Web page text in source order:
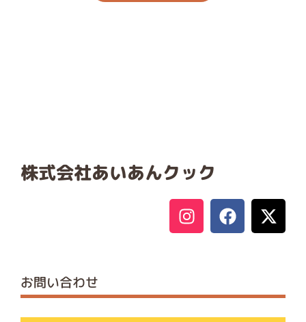
株式会社あいあんクック
お問い合わせ